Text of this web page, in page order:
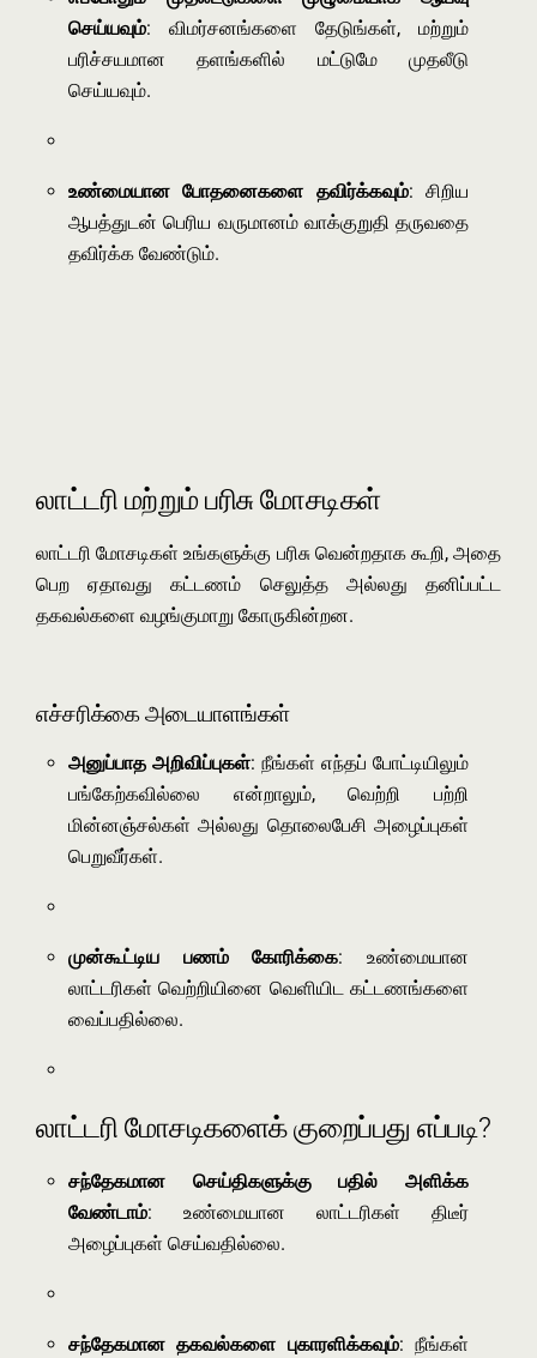
செய்யவும்: விமர்சனங்களை தேடுங்கள், மற்றும்
பரிச்சயமான தளங்களில் மட்டுமே முதலீடு
செய்யவும்.
உண்மையான போதனைகளை தவிர்க்கவும்: சிறிய
ஆபத்துடன் பெரிய வருமானம் வாக்குறுதி தருவதை
தவிர்க்க வேண்டும்.
லாட்டரி மற்றும் பரிசு மோசடிகள்
லாட்டரி மோசடிகள் உங்களுக்கு பரிசு வென்றதாக கூறி, அதை
பெற ஏதாவது கட்டணம் செலுத்த அல்லது தனிப்பட்ட
தகவல்களை வழங்குமாறு கோருகின்றன.
எச்சரிக்கை அடையாளங்கள்
அனுப்பாத அறிவிப்புகள்: நீங்கள் எந்தப் போட்டியிலும்
பங்கேற்கவில்லை என்றாலும், வெற்றி பற்றி
மின்னஞ்சல்கள் அல்லது தொலைபேசி அழைப்புகள்
பெறுவீர்கள்.
முன்கூட்டிய பணம் கோரிக்கை: உண்மையான
லாட்டரிகள் வெற்றியினை வெளியிட கட்டணங்களை
வைப்பதில்லை.
லாட்டரி மோசடிகளைக் குறைப்பது எப்படி?
சந்தேகமான செய்திகளுக்கு பதில் அளிக்க
வேண்டாம்: உண்மையான லாட்டரிகள் திடீர்
அழைப்புகள் செய்வதில்லை.
சந்தேகமான தகவல்களை புகாரளிக்கவும்: நீங்கள்